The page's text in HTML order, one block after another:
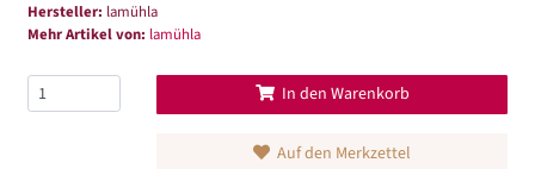
Hersteller: lamühla
Mehr Artikel von: lamühla
In den Warenkorb
Auf den Merkzettel